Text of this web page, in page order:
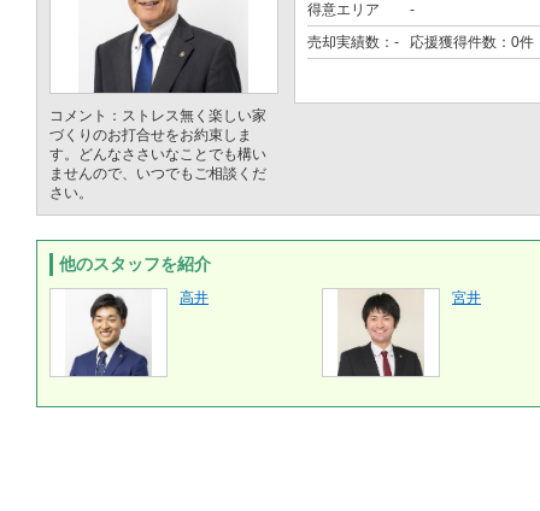
コメント：ストレス無く楽しい家
づくりのお打合せをお約束しま
す。どんなささいなことでも構い
ませんので、いつでもご相談くだ
さい。
得意エリア
-
売却実績数：- 応援獲得件数：0件
他のスタッフを紹介
高井 宮井